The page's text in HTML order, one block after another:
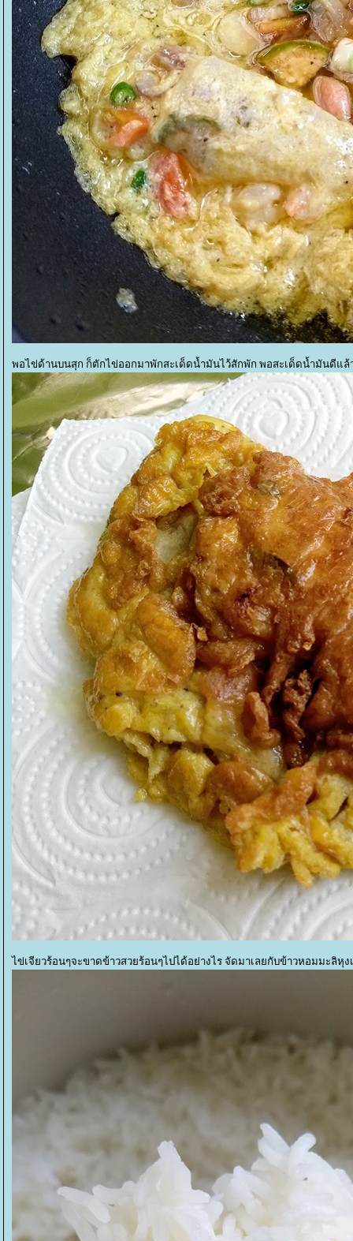
พอไข่ด้านบนสุก ก็ตักไข่ออกมาพักสะเด็ดน้ำมันไว้สักพัก พอสะเด็ดน้ำมันดีแล้
ไข่เจียวร้อนๆจะขาดข้าวสวยร้อนๆไปได้อย่างไร จัดมาเลยกับข้าวหอมมะลิหุ